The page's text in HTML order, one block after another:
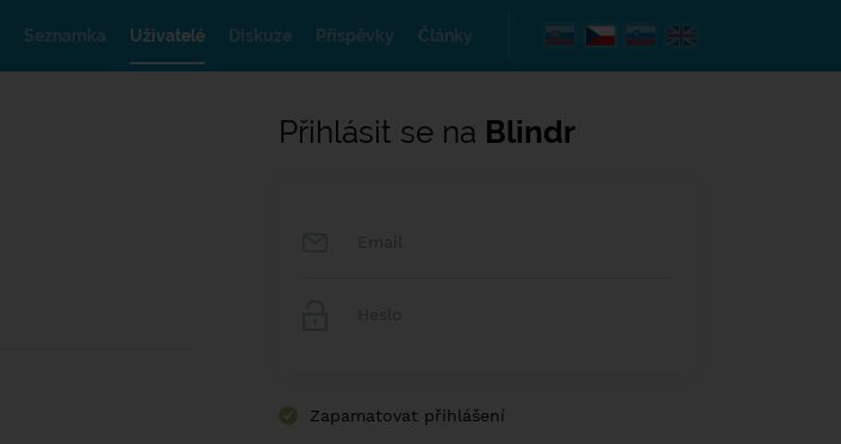
Seznamka Uživatelé Diskuze Příspěvky Články
Přihlásit se na Blindr
Zapamatovat přihlášení